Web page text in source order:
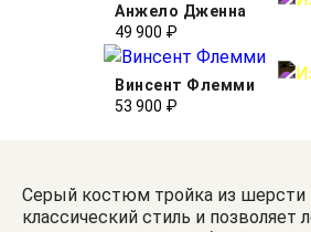
Анжело Дженна
49 900 ₽
Винсент Флемми
53 900 ₽
Серый костюм тройка из шерсти
классический стиль и